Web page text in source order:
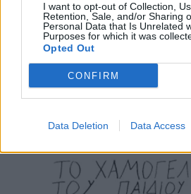
I want to opt-out of Collection,
Retention, Sale, and/or Sharing
Personal Data that Is Unrelated
Purposes for which it was
Opted Out
CONFIRM
Data Deletion Data Access
Ας ακολουθήσουμε όλοι την
όλοι θα τα καταφέρουμε”!”.